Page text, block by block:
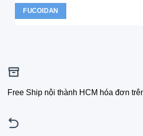
FUCOIDAN
Free Ship nội thành HCM hóa đơn